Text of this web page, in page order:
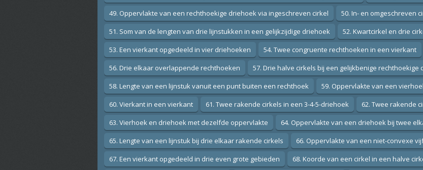
49. Oppervlakte van een rechthoekige driehoek via ingeschreven cirkel
50. In- en omgeschreven
51. Som van de lengten van drie lijnstukken in een gelijkzijdige driehoek
52. Kwartcirkel en drie
53. Een vierkant opgedeeld in vier driehoeken
54. Twee congruente rechthoeken in een vierkant
56. Drie elkaar overlappende rechthoeken
57. Drie halve cirkels bij een gelijkbenige rechthoekige
58. Lengte van een lijnstuk vanuit een punt buiten een rechthoek
59. Oppervlakte van een
60. Vierkant in een vierkant
61. Twee rakende cirkels in een 3-4-5-driehoek
62. Twee rakende
63. Vierhoek en driehoek met dezelfde oppervlakte
64. Oppervlakte van een driehoek bij twee
65. Lengte van een lijnstuk bij drie elkaar rakende cirkels
66. Oppervlakte van een niet-convexe
67. Een vierkant opgedeeld in drie even grote gebieden
68. Koorde van een cirkel in een halve